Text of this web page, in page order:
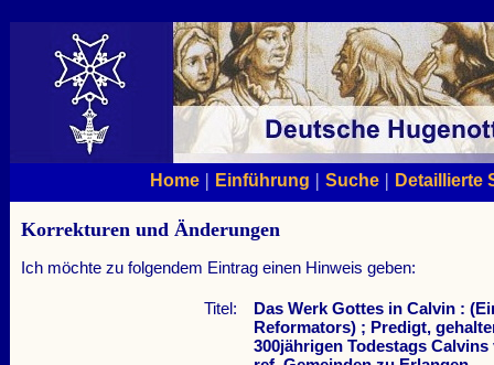
Home| Einführung | Suche| Detaillierte
Korrekturen und Änderungen
Ich möchte zu folgendem Eintrag einen Hinweis geben:
Titel:
Das Werk Gottes in Calvin :
Reformators) ; Predigt,
300jährigen Todestags